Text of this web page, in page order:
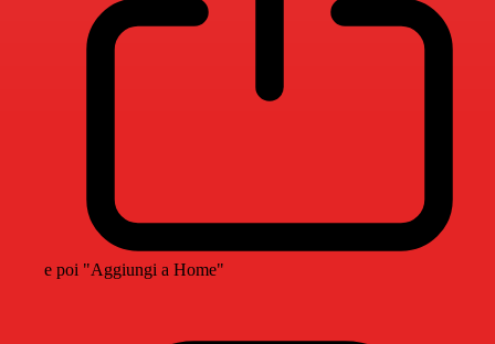
e poi "Aggiungi a Home"